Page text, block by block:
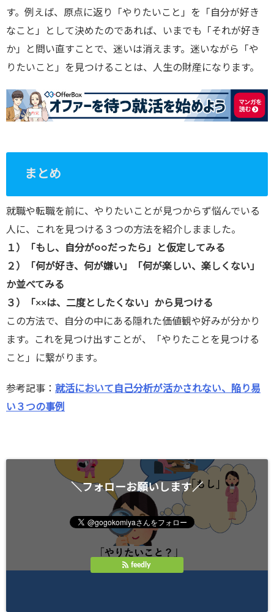
す。例えば、原点に返り「やりたいこと」を「自分が好き
なこと」として決めたのであれば、いまでも「それが好き
か」と問い直すことで、迷いは消えます。迷いながら「や
りたいこと」を見つけることは、人生の財産になります。
まとめ
就職や転職を前に、やりたいことが見つからず悩んでいる
人に、これを見つける３つの方法を紹介しまました。
１）「もし、自分が○○だったら」と仮定してみる
２）「何が好き、何が嫌い」「何が楽しい、楽しくない」
か並べてみる
３）「××は、二度としたくない」から見つける
この方法で、自分の中にある隠れた価値観や好みが分かり
ます。これを見つけ出すことが、「やりたことを見つける
こと」に繋がります。
参考記事： 就活において自己分析が活かされない、陥り易
い３つの事例
＼フォローお願いします／
feedly